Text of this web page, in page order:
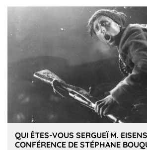
QUI ÊTES-VOUS SERGUEÏ M.
CONFÉRENCE DE STÉPHANE